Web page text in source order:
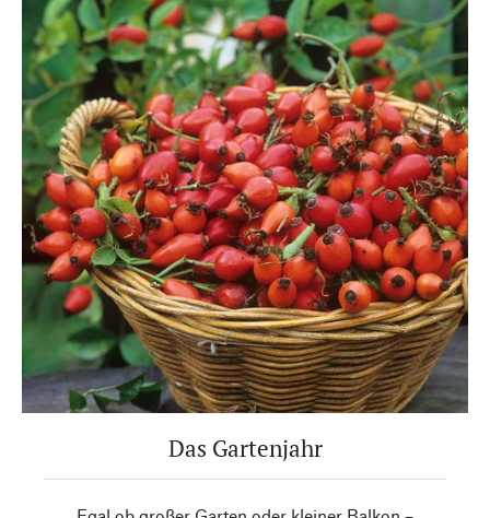
Das Gartenjahr